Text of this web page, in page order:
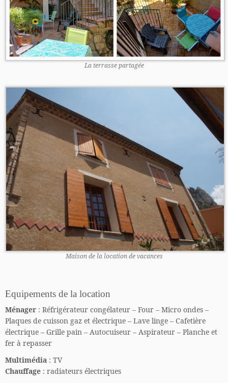
La terrasse partagée
Maison de la location de vacances
Equipements de la location
Ménager : Réfrigérateur congélateur – Four – Micro ondes –
Plaques de cuisson gaz et électrique – Lave linge – Cafetière
électrique – Grille pain – Autocuiseur – Aspirateur – Planche et
fer à repasser
Multimédia : TV
Chauffage : radiateurs électriques